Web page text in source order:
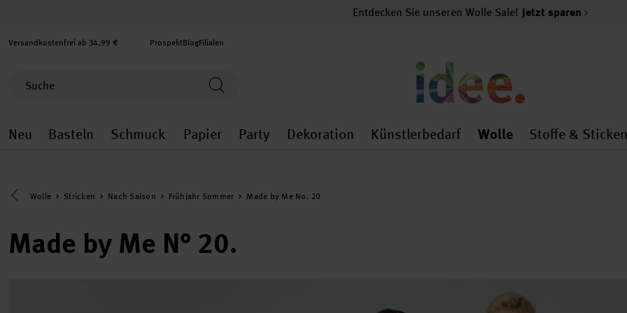
Entdecken Sie unseren Wolle Sale! Jetzt sparen
Versandkostenfrei ab 34,99 € ProspektBlogFilialen
Neu
Neu general.openMenu
Basteln
Basteln general.openMenu
Schmuck
Schmuck general.openMenu
Papier
Papier general.openMenu
Party
Party general.openMenu
Dekoration
Dekoration general.openMenu
Künstlerbedarf
Künstlerbedarf
Wolle
Wolle
Stoffe & Sticken
Eine Kategorie zurück navigieren
Wolle Stricken Nach Saison Frühjahr Sommer Made by Me No. 20
Made by Me N° 20.